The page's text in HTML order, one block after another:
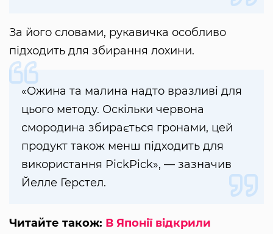
За його словами, рукавичка особливо
підходить для збирання лохини.
«Ожина та малина надто вразливі для
цього методу. Оскільки червона
смородина збирається гронами, цей
продукт також менш підходить для
використання PickPick», — зазначив
Йелле Герстел.
Читайте також: В Японії відкрили